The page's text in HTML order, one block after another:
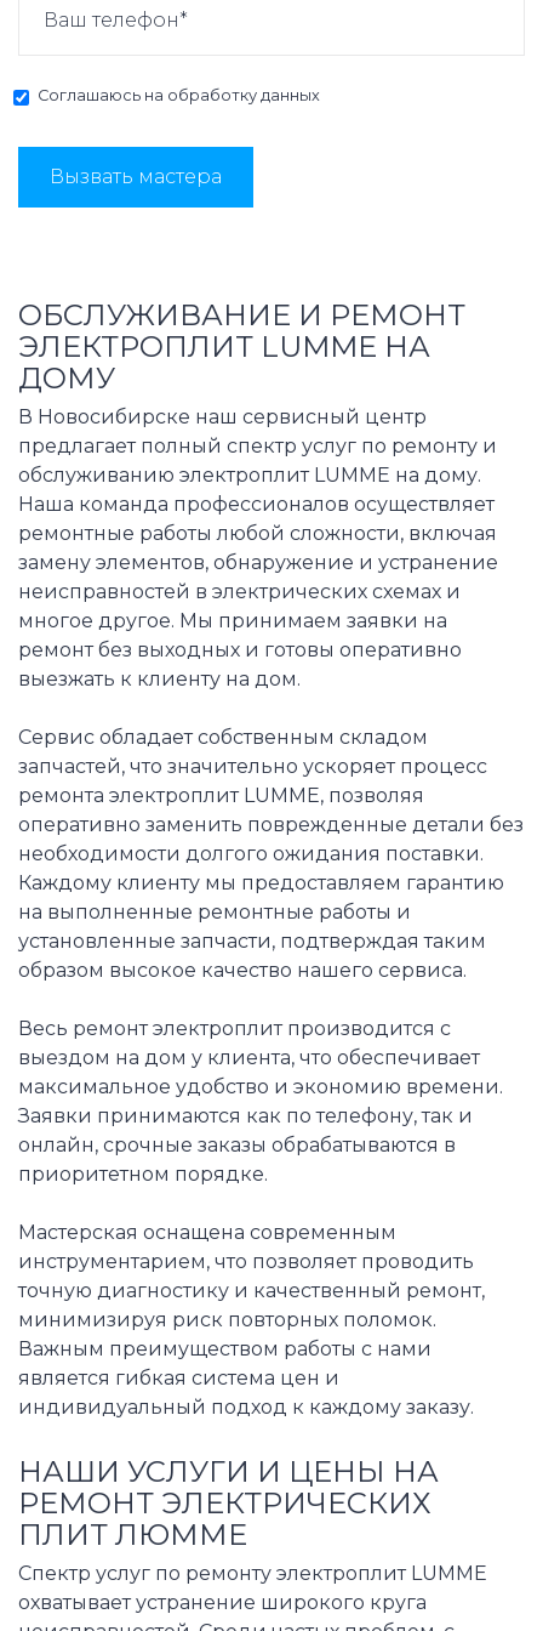
Соглашаюсь на обработку данных
Вызвать мастера
ОБСЛУЖИВАНИЕ И РЕМОНТ
ЭЛЕКТРОПЛИТ LUMME НА
ДОМУ
В Новосибирске наш сервисный центр
предлагает полный спектр услуг по ремонту и
обслуживанию электроплит LUMME на дому.
Наша команда профессионалов осуществляет
ремонтные работы любой сложности, включая
замену элементов, обнаружение и устранение
неисправностей в электрических схемах и
многое другое. Мы принимаем заявки на
ремонт без выходных и готовы оперативно
выезжать к клиенту на дом.
Сервис обладает собственным складом
запчастей, что значительно ускоряет процесс
ремонта электроплит LUMME, позволяя
оперативно заменить поврежденные детали без
необходимости долгого ожидания поставки.
Каждому клиенту мы предоставляем гарантию
на выполненные ремонтные работы и
установленные запчасти, подтверждая таким
образом высокое качество нашего сервиса.
Весь ремонт электроплит производится с
выездом на дом у клиента, что обеспечивает
максимальное удобство и экономию времени.
Заявки принимаются как по телефону, так и
онлайн, срочные заказы обрабатываются в
приоритетном порядке.
Мастерская оснащена современным
инструментарием, что позволяет проводить
точную диагностику и качественный ремонт,
минимизируя риск повторных поломок.
Важным преимуществом работы с нами
является гибкая система цен и
индивидуальный подход к каждому заказу.
НАШИ УСЛУГИ И ЦЕНЫ НА
РЕМОНТ ЭЛЕКТРИЧЕСКИХ
ПЛИТ ЛЮММЕ
Спектр услуг по ремонту электроплит LUMME
охватывает устранение широкого круга